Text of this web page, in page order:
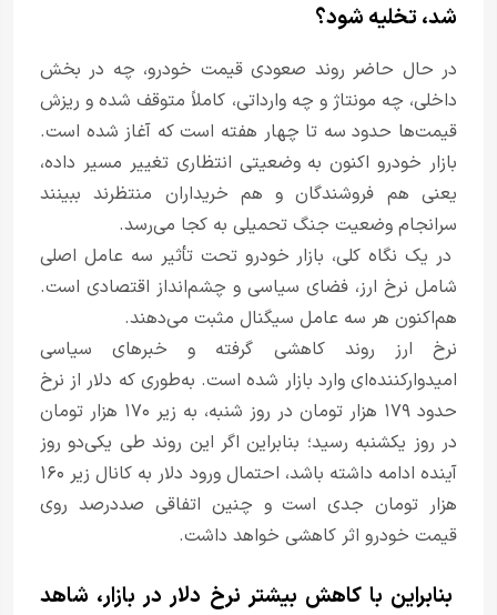
شد، تخلیه شود؟
در حال حاضر روند صعودی قیمت خودرو، چه در بخش
داخلی، چه مونتاژ و چه وارداتی، کاملاً متوقف شده و ریزش
قیمت‌ها حدود سه تا چهار هفته است که آغاز شده است.
بازار خودرو اکنون به وضعیتی انتظاری تغییر مسیر داده،
یعنی هم فروشندگان و هم خریداران منتظرند ببینند
سرانجام وضعیت جنگ تحمیلی به کجا می‌رسد.
در یک نگاه کلی، بازار خودرو تحت تأثیر سه عامل اصلی
شامل نرخ ارز، فضای سیاسی و چشم‌انداز اقتصادی است.
هم‌اکنون هر سه عامل سیگنال مثبت می‌دهند.
نرخ ارز روند کاهشی گرفته و خبر‌های سیاسی
امیدوارکننده‌ای وارد بازار شده است. به‌طوری که دلار از نرخ
حدود ۱۷۹ هزار تومان در روز شنبه، به زیر ۱۷۰ هزار تومان
در روز یکشنبه رسید؛ بنابراین اگر این روند طی یکی‌دو روز
آینده ادامه داشته باشد، احتمال ورود دلار به کانال زیر ۱۶۰
هزار تومان جدی است و چنین اتفاقی صددرصد روی
قیمت خودرو اثر کاهشی خواهد داشت.
بنابراین با کاهش بیشتر نرخ دلار در بازار، شاهد